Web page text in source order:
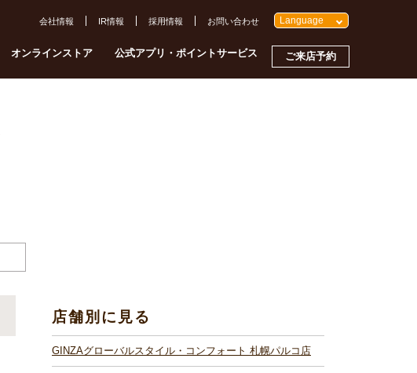
オンラインストア 公式アプリ・ポイントサービス ご来店予約
会社情報 IR情報 採用情報 お問い合わせ Language
店舗別に見る
GINZAグローバルスタイル・コンフォート 札幌パルコ店